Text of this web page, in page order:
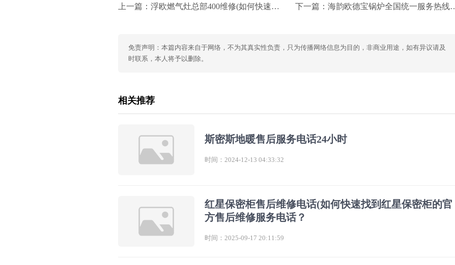
上一篇： 浮欧燃气灶总部400维修(如何快速联系浮欧燃气灶400维修服务？) 下一篇：海韵欧德宝锅炉全国统一服务热线(如何快速拨打海韵欧德宝锅炉客服热线？)
免责声明：本篇内容来自于网络，不为其真实性负责，只为传播网络信息为目的，非商业用途，如有异议请及
时联系，本人将予以删除。
相关推荐
斯密斯地暖售后服务电话24小时
时间：2024-12-13 04:33:32
红星保密柜售后维修电话(如何快速找到红星保密柜的官
方售后维修服务电话？
时间：2025-09-17 20:11:59